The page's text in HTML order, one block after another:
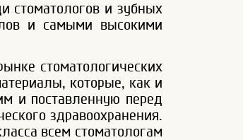
стоматологов и зубных
и самыми высокими
стоматологических
которые, как и
и поставленную перед
здравоохранения.
всем стоматологам